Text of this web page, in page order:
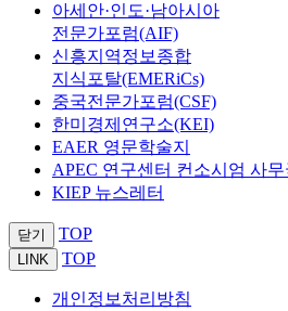
아세안·인도·남아시아
전문가포럼(AIF)
신흥지역정보종합
지식포탈(EMERiCs)
중국전문가포럼(CSF)
한미경제연구소(KEI)
EAER 영문학술지
APEC 연구센터 컨소시엄 사무
KIEP 뉴스레터
닫기 TOP
LINK TOP
개인정보처리방침